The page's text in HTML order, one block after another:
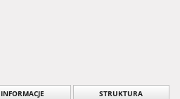
INFORMACJE STRUKTURA